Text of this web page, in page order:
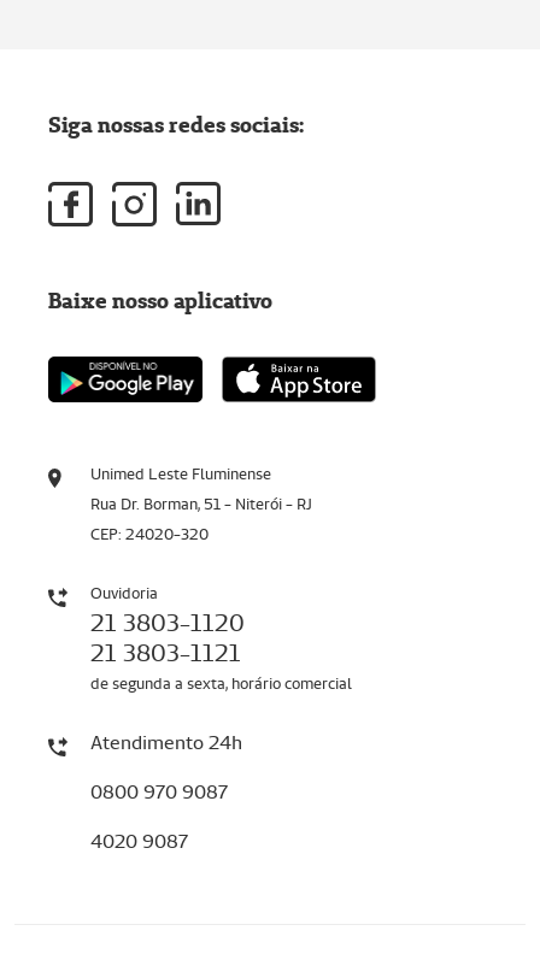
Unimed Leste Fluminense
Rua Dr. Borman, 51 - Niterói - RJ
CEP: 24020-320
Ouvidoria
21 3803-1120
21 3803-1121
de segunda a sexta, horário comercial
Atendimento 24h
0800 970 9087
4020 9087
Siga nossas redes sociais:
Baixe nosso aplicativo